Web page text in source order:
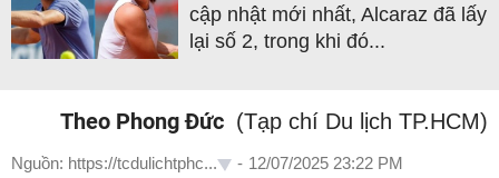
cập nhật mới nhất, Alcaraz đã lấy
lại số 2, trong khi đó...
Theo Phong Đức (Tạp chí Du lịch TP.HCM)
Nguồn: https://tcdulichtphc... - 12/07/2025 23:22 PM